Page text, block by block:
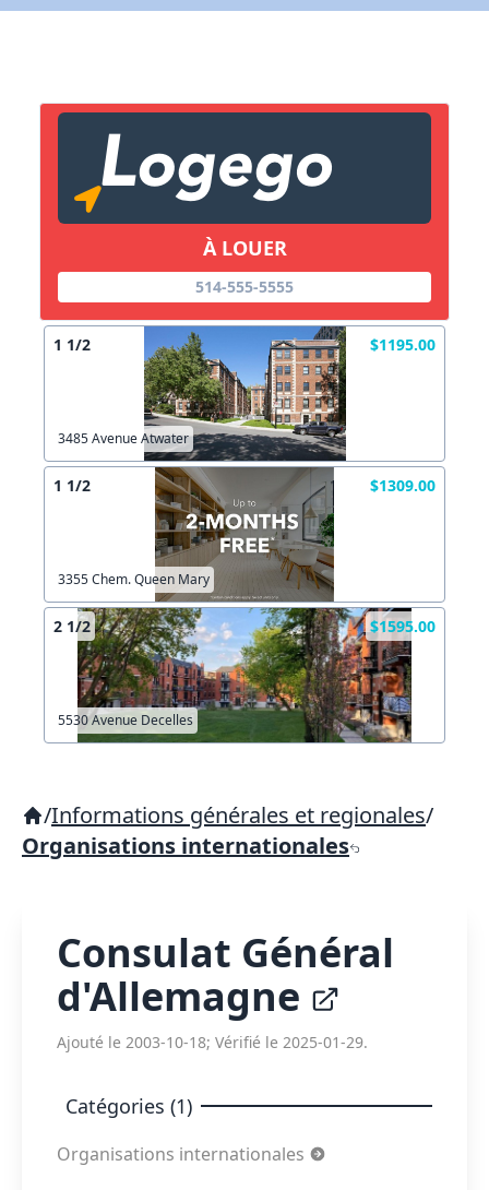
À LOUER
514-555-5555
1 1/2 $1195.00
3485 Avenue Atwater
1 1/2 $1309.00
3355 Chem. Queen Mary
2 1/2 $1595.00
5530 Avenue Decelles
/Informations générales et regionales/
Organisations internationales
Consulat Général
d'Allemagne
Ajouté le 2003-10-18; Vérifié le 2025-01-29.
Catégories (1)
Organisations internationales
Lien vers inscription (sera inclus dans courriel)
Copier lien
X Fermer Envoyez